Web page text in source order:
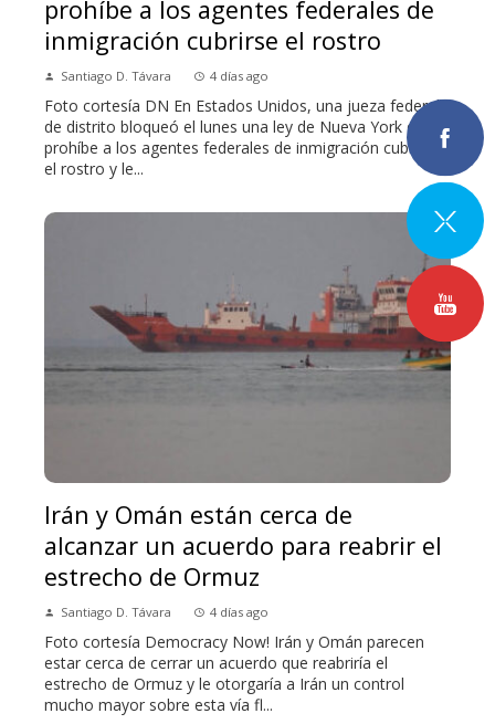
prohíbe a los agentes federales de
inmigración cubrirse el rostro
Santiago D. Távara 4 días ago
Foto cortesía DN En Estados Unidos, una jueza federal
de distrito bloqueó el lunes una ley de Nueva York que
prohíbe a los agentes federales de inmigración cubrirse
el rostro y le...
Irán y Omán están cerca de
alcanzar un acuerdo para reabrir el
estrecho de Ormuz
Santiago D. Távara 4 días ago
Foto cortesía Democracy Now! Irán y Omán parecen
estar cerca de cerrar un acuerdo que reabriría el
estrecho de Ormuz y le otorgaría a Irán un control
mucho mayor sobre esta vía fl...